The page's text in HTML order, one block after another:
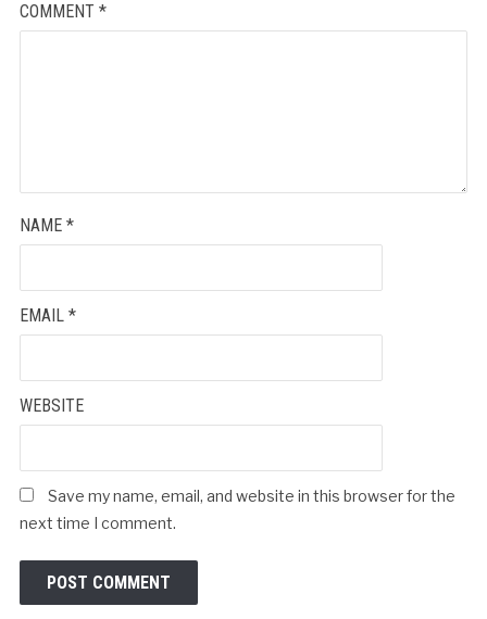
COMMENT *
NAME *
EMAIL *
WEBSITE
Save my name, email, and website in this browser for the
next time I comment.